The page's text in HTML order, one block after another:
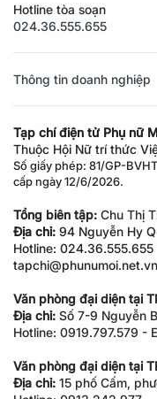
Hotline tòa soạn
024.36.555.655
Thông tin doanh nghiệp
Tạp chí điện tử Phụ nữ
Thuộc Hội Nữ trí thức
Số giấy phép: 81/GP-
cấp ngày 12/6/2026.
Tổng biên tập: Chu Thị
Địa chỉ: 94 Nguyễn Hy
Hotline:
tapchi@phunumoi.net.vn
Văn phòng đại diện tại
Địa chỉ: Số 7-9 Nguyễn
Hotline: 0919.797.579 -
Văn phòng đại diện tại
Địa chỉ: 15 phố Cấm,